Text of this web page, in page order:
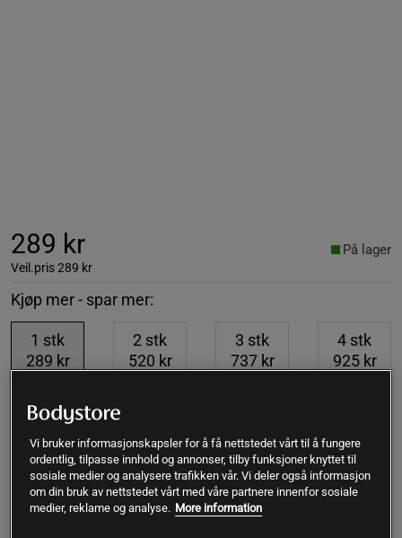
289 kr
Veil.pris289 kr
På lager
Kjøp mer - spar mer:
1 stk
289 kr
2 stk
520 kr
3 stk
737 kr
4 stk
925 kr
Kjøp
Gratis frakt over 399 kr Gratis retur 14 dagers angrerett
Vi bruker informasjonskapsler for å få nettstedet vårt til å fungere
ordentlig, tilpasse innhold og annonser, tilby funksjoner knyttet til
sosiale medier og analysere trafikken vår. Vi deler også informasjon
om din bruk av nettstedet vårt med våre partnere innenfor sosiale
medier, reklame og analyse. More information